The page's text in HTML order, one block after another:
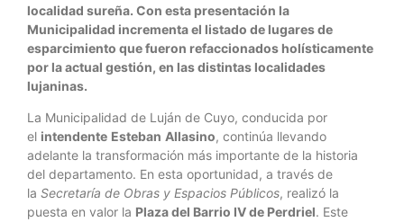
localidad sureña. Con esta presentación la
Municipalidad incrementa el listado de lugares de
esparcimiento que fueron refaccionados holísticamente
por la actual gestión, en las distintas localidades
lujaninas.
La Municipalidad de Luján de Cuyo, conducida por
el intendente Esteban Allasino, continúa llevando
adelante la transformación más importante de la historia
del departamento. En esta oportunidad, a través de
la Secretaría de Obras y Espacios Públicos, realizó la
puesta en valor la Plaza del Barrio IV de Perdriel. Este